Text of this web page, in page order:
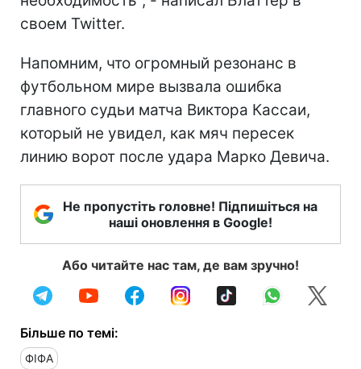
своем Twitter.
Напомним, что огромный резонанс в
футбольном мире вызвала ошибка
главного судьи матча Виктора Кассаи,
который не увидел, как мяч пересек
линию ворот после удара Марко Девича.
Не пропустіть головне! Підпишіться на
наші оновлення в Google!
Або читайте нас там, де вам зручно!
Більше по темі:
ФІФА